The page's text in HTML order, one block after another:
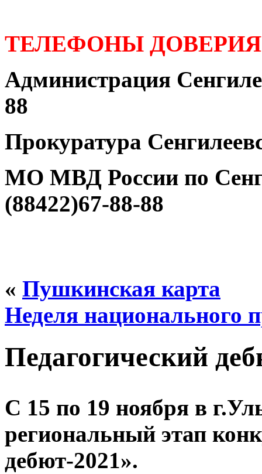
ТЕЛЕФОНЫ
Администрация
88
Прокуратура
МО МВД России по
(88422)67-88-88
« Пушкинская карта
Неделя национального
Педагогический
С 15 по 19 ноября в
региональный этап
дебют-2021».